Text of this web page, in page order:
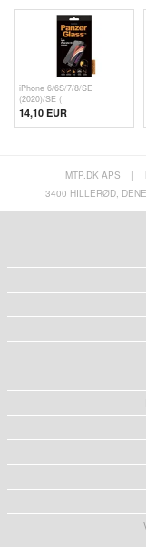
iPhone 6/6S/7/8/SE
(2020)/SE (
14,10 EUR
MTP.DK APS |
3400 HILLERØD,